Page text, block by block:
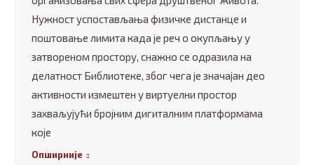
Нужност успостављања физичке дистанце и
поштовање лимита када је реч о окупљању у
затвореном простору, снажно се одразила на
делатност Библиотеке, због чега је значајан део
активности измештен у виртуелни простор
захваљујући бројним дигиталним платформама
које
Опширније